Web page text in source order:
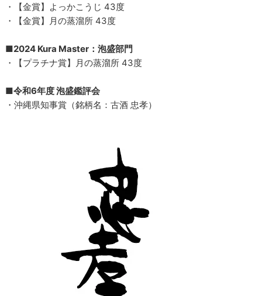
・【金賞】よっかこうじ 43度
・【金賞】月の蒸溜所 43度
■2024 Kura Master：泡盛部門
・【プラチナ賞】月の蒸溜所 43度
■令和6年度 泡盛鑑評会
・沖縄県知事賞（銘柄名：古酒 忠孝）